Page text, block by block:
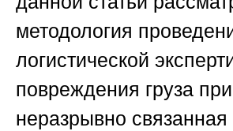
методология
логистической
повреждения груза
неразрывно связанная